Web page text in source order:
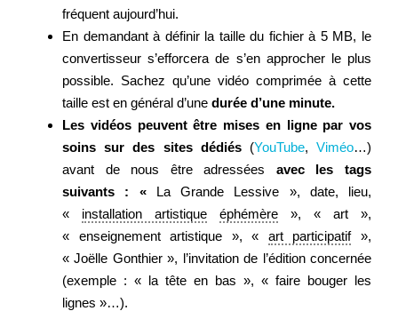
fréquent aujourd’hui.
En demandant à définir la taille du fichier à 5 MB, le
convertisseur s’efforcera de s’en approcher le plus
possible. Sachez qu’une vidéo comprimée à cette
taille est en général d’une durée d’une minute.
Les vidéos peuvent être mises en ligne par vos
soins sur des sites dédiés(YouTube,Viméo…)
avant de nous être adressées avec les tags
suivants : « La Grande Lessive », date, lieu,
« installation artistique éphémère », « art »,
« enseignement artistique », « art participatif»,
« Joëlle Gonthier », l’invitation de l’édition concernée
(exemple : « la tête en bas », « faire bouger les
lignes »…).